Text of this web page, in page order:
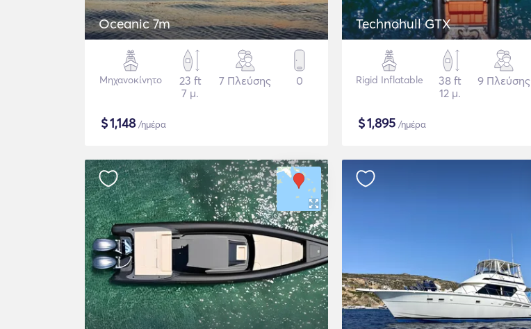
Oceanic 7m
Μηχανοκίνητο
23 ft
7 μ.
7 Πλεύσης 0
$1,148/ημέρα
Technohull GTX
Rigid Inflatable
38 ft
12 μ.
9 Πλεύσης
$1,895 /ημέρα